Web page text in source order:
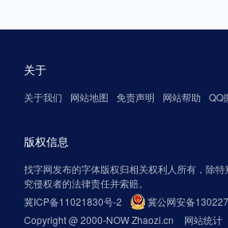
关于
关于我们 网站地图 免责声明 网站帮助 QQ
版权信息
找字网发布的字体版权归相关权利人所有，除
究侵权者的法律责任并索赔。
冀ICP备11021830号-2
冀公网安备
Copyright @ 2000-NOW Zhaozi.cn
网站统计